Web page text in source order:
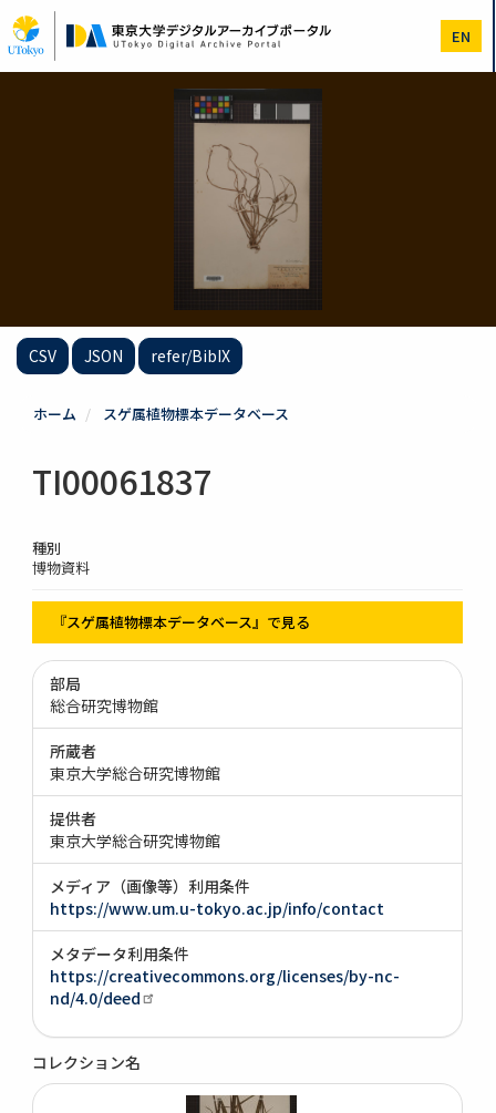
イ
ン
コ
EN
CSV JSON refer/BibIX
ホーム スゲ属植物標本データベース
TI00061837
種別
博物資料
『スゲ属植物標本データベース』で見る
部局
総合研究博物館
所蔵者
東京大学総合研究博物館
提供者
東京大学総合研究博物館
メディア（画像等）利用条件
https://www.um.u-tokyo.ac.jp/info/contact
メタデータ利用条件
https://creativecommons.org/licenses/by-nc-
nd/4.0/deed
コレクション名